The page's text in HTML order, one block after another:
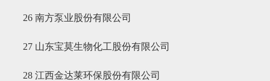
26 南方泵业股份有限公司
27 山东宝莫生物化工股份有限公司
28 江西金达莱环保股份有限公司